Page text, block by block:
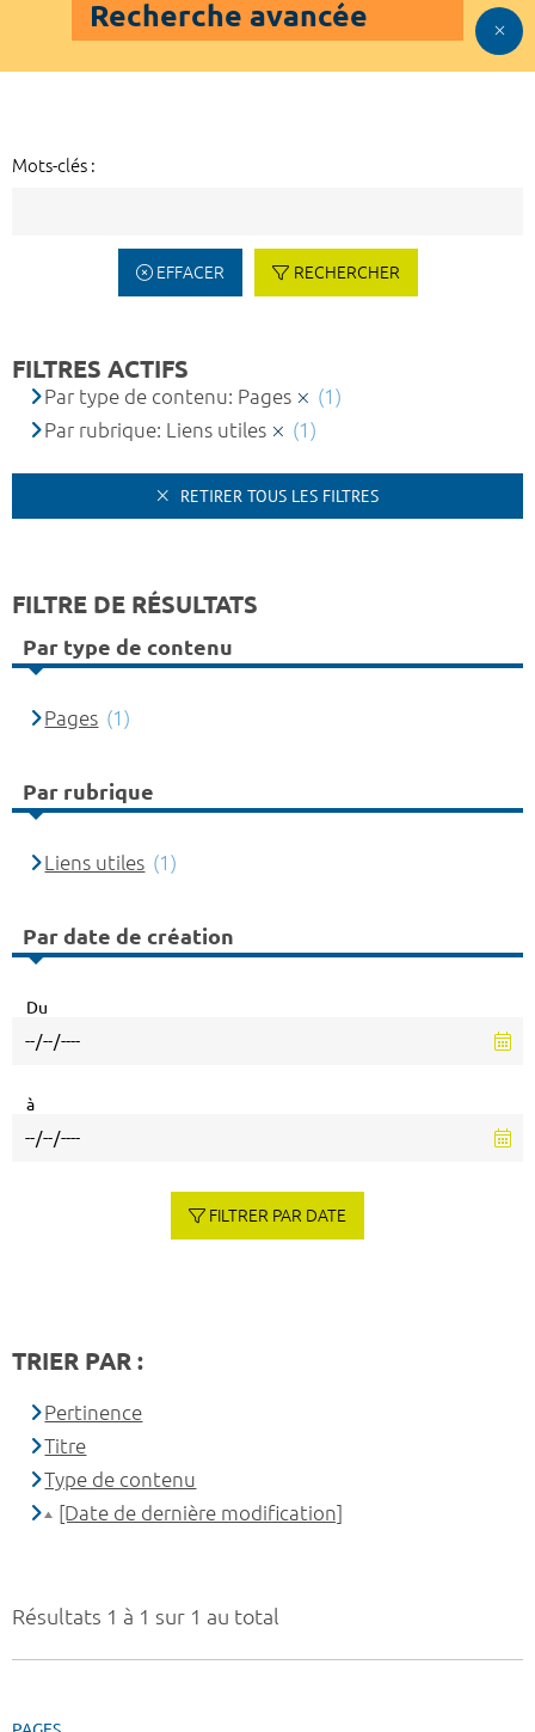
Recherche avancée
Mots-clés :
EFFACER RECHERCHER
Résultats 1 à 1 sur 1 au total
FILTRES ACTIFS
Par type de contenu: Pages
(1)
Par rubrique: Liens utiles
(1)
RETIRER TOUS LES FILTRES
FILTRE DE RÉSULTATS
Par type de contenu
Pages (1)
Par rubrique
Liens utiles (1)
Par date de création
Du
à
FILTRER PAR DATE
TRIER PAR :
Pertinence
Titre
Type de contenu
[Date de dernière modification]